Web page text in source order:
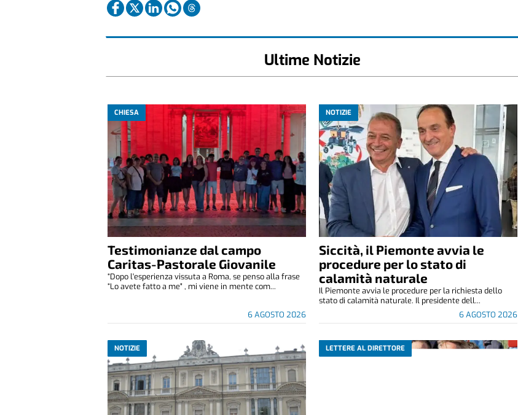
Ultime Notizie
CHIESA
Testimonianze dal campo
Caritas-Pastorale Giovanile
6 AGOSTO 2026
“Dopo l'esperienza vissuta a Roma, se penso alla frase
“Lo avete fatto a me" , mi viene in mente com...
NOTIZIE
Siccità, il Piemonte avvia le
procedure per lo stato di
calamità naturale
6 AGOSTO 2026
Il Piemonte avvia le procedure per la richiesta dello
stato di calamità naturale. Il presidente dell...
NOTIZIE LETTERE AL DIRETTORE